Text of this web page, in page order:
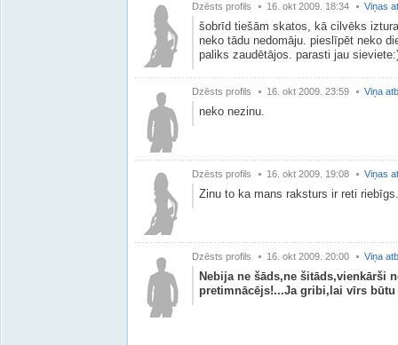
Dzēsts profils 16. okt 2009. 18:34 Viņas
šobrīd tiešām skatos, kā cilvēks
neko tādu nedomāju. pieslīpēt neko
paliks zaudētājos. parasti jau
Dzēsts profils 16. okt 2009. 23:59 Viņa
neko nezinu.
Dzēsts profils 16. okt 2009. 19:08 Viņas
Zinu to ka mans raksturs ir reti
Dzēsts profils 16. okt 2009. 20:00 Viņa
Nebija ne šāds,ne šitāds,vienkārši
pretimnācējs!...Ja gribi,lai vīrs